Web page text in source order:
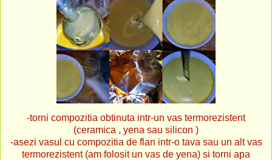
-torni compozitia obtinuta intr-un vas termorezistent
(ceramica , yena sau silicon )
-asezi vasul cu compozitia de flan intr-o tava sau un alt vas
termorezistent (am folosit un vas de yena) si torni apa